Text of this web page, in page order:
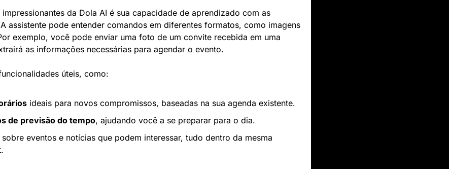
da Dola AI é sua capacidade de aprendizado com as
assistente pode entender comandos em diferentes formatos, como imagens
exemplo, você pode enviar uma foto de um convite recebida em uma
as informações necessárias para agendar o evento.
úteis, como:
ideais para novos compromissos, baseadas na sua agenda existente.
de previsão do tempo, ajudando você a se preparar para o dia.
sobre eventos e notícias que podem interessar, tudo dentro da mesma